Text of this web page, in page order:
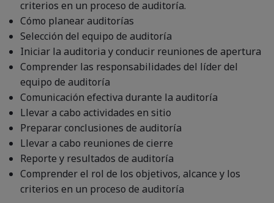
criterios en un proceso de auditoría.
Cómo planear auditorías
Selección del equipo de auditoría
Iniciar la auditoria y conducir reuniones de apertura
Comprender las responsabilidades del líder del
equipo de auditoría
Comunicación efectiva durante la auditoría
Llevar a cabo actividades en sitio
Preparar conclusiones de auditoría
Llevar a cabo reuniones de cierre
Reporte y resultados de auditoría
Comprender el rol de los objetivos, alcance y los
criterios en un proceso de auditoría